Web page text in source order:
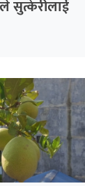
सुत्केरीलाई